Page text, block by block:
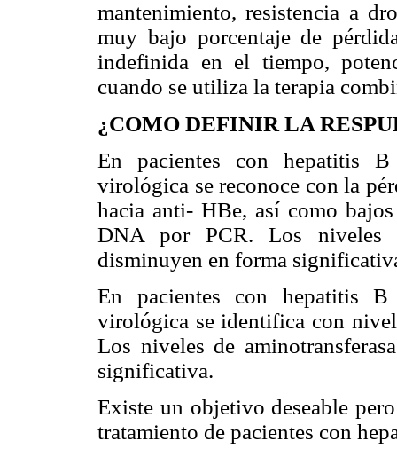
mantenimiento, resistencia a
muy bajo porcentaje de
indefinida en el tiempo,
cuando se utiliza la terapia
¿COMO DEFINIR LA
En pacientes con hepatitis
virológica se reconoce con la
hacia anti- HBe, así como
DNA por PCR. Los niveles
disminuyen en forma
En pacientes con hepatitis
virológica se identifica con
Los niveles de
significativa.
Existe un objetivo deseable
tratamiento de pacientes con